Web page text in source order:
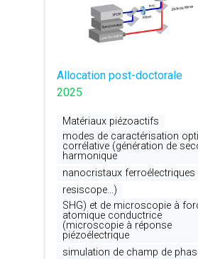
Allocation post-doctorale
2025
Matériaux piézoactifs
modes de caractérisation
corrélative (génération de
harmonique
nanocristaux ferroélectriques
resiscope…)
SHG) et de microscopie à
atomique conductrice
(microscopie à réponse
piézoélectrique
simulation de champ de